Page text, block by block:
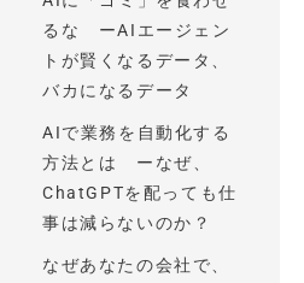
るな ーAIエージェン
トが賢くなるデータ、
バカになるデータ
AIで業務を自動化する
方法とは ーなぜ、
ChatGPTを配っても仕
事は減らないのか？
なぜあなたの会社で、